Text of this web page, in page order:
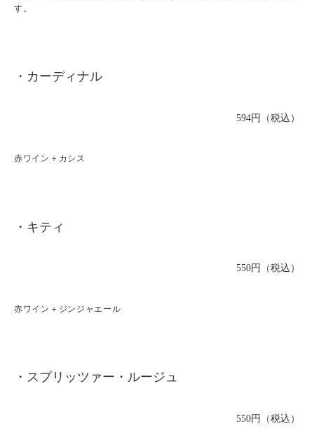
す。
・カーディナル
594円（税込）
赤ワイン＋カシス
・キティ
550円（税込）
赤ワイン＋ジンジャエール
・スプリッツァー・ルージュ
550円（税込）